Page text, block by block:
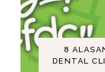
8
DENTAL